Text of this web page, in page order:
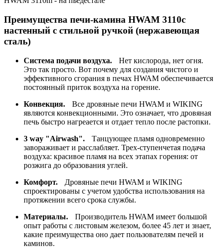
Преимущества печи-камина HWAM 3110c
настенный с стильной ручкой (нержавеющая
сталь)
Система подачи воздуха.
Нет кислорода, нет огня.
Это так просто. Вот почему для создания чистого и
эффективного сгорания в печах HWAM обеспечивается
постоянный приток воздуха на горение.
Конвекция.
Все дровяные печи HWAM и WIKING
являются конвекционными. Это означает, что дровяная
печь быстро нагреается и отдает тепло после растопки.
3 way "Airwash".
Танцующее пламя одновременно
завораживает и расслабляет. Трех-ступенчетая подача
воздуха: красивое пламя на всех этапах горения: от
розжига до образования углей.
Комфорт.
Дровяные печи HWAM и WIKING
спроектированы с учетом удобства использования на
протяжении всего срока службы.
Материалы.
Производитель HWAM имеет большой
опыт работы с листовым железом, более 45 лет и знает,
какие преимущества оно дает пользователям печей и
каминов.